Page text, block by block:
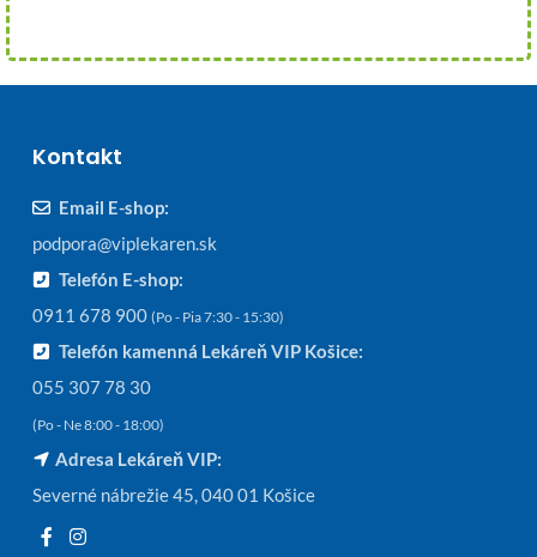
Kontakt
Email E-shop:
podpora@viplekaren.sk
Telefón E-shop:
0911 678 900 (Po - Pia 7:30 - 15:30)
Telefón kamenná Lekáreň VIP Košice:
055 307 78 30
(Po - Ne 8:00 - 18:00)
Adresa Lekáreň VIP:
Severné nábrežie 45, 040 01 Košice